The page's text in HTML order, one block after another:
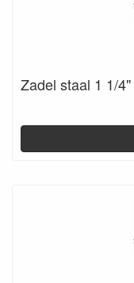
Zadel staal 1 1/4"